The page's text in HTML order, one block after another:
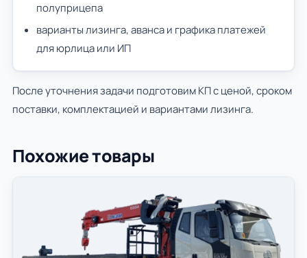
полуприцепа
варианты лизинга, аванса и графика платежей
для юрлица или ИП
После уточнения задачи подготовим КП с ценой, сроком
поставки, комплектацией и вариантами лизинга.
Похожие товары